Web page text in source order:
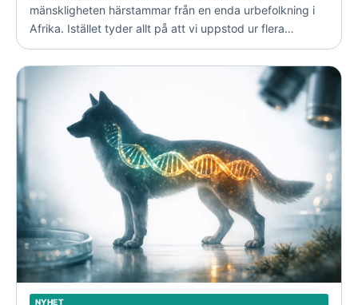
mänskligheten härstammar från en enda urbefolkning i
Afrika. Istället tyder allt på att vi uppstod ur flera
grupper som under hundratusentals år levde sida vid
sida och blandade gener med varandra.
NYHET